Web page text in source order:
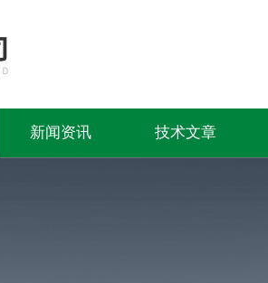
新闻资讯 技术文章